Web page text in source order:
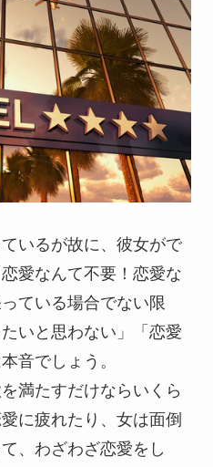
いるが故に、彼女がで
愛なんて不要！恋愛な
ている場合でない限
いと思わない」「恋愛
音でしょう。
満たすだけならいくら
に疲れたり、女は面倒
、わざわざ恋愛をし